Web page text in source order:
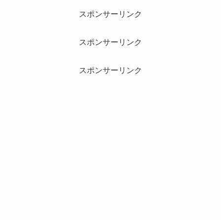
スポンサーリンク
スポンサーリンク
スポンサーリンク